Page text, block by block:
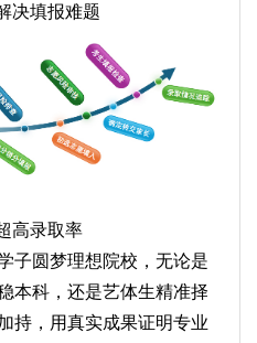
决填报难题
高录取率
子圆梦理想院校，无论是
本科，还是艺体生精准择
持，用真实成果证明专业